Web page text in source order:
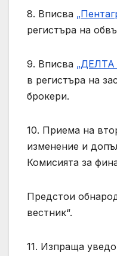
8. Вписва
регистъра на
9. Вписва
в регистъра на
брокери.
10. Приема на
изменение и
Комисията за
Предстои
вестник“.
11. Изпраща